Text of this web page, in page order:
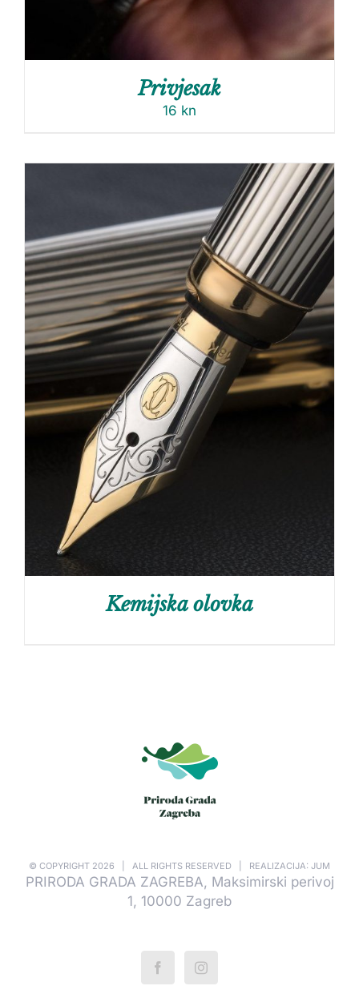
Privjesak
16 kn
Kemijska olovka
© COPYRIGHT 2026 | ALL RIGHTS RESERVED | REALIZACIJA: JUM
PRIRODA GRADA ZAGREBA, Maksimirski perivoj
1, 10000 Zagreb